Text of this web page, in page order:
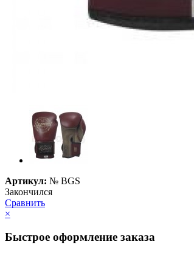
Артикул: № BGS
Закончился
Сравнить
×
Быстрое оформление заказа